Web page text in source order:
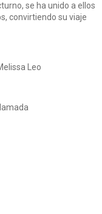
se ha unido a ellos
convirtiendo su viaje
Leo